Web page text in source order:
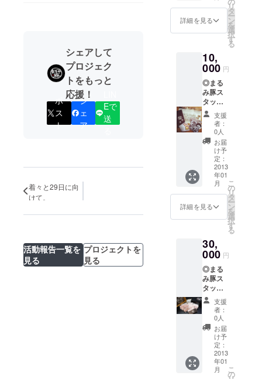
シェアして
プロジェク
トをもっと
応援！
ポ
ス
ト
シ
ェ
ア
Eで
送
着々と29日に向
けて。
活動報告一覧を
見る
プロジェクトを
見る
カー ◎
まるみ
豚リー
フレッ
るみ豚
缶バッ
ヂ２種
類 ◎ま
るみ豚
ワッペ
ン2種
（種類
は選べ
ませ
ん）
or
まるみ
豚ハン
バー
ガー引
換券３
詳細を見る
リ
タ
ー
ン
を
選
択
す
る
10,
000 円
◎まる
み豚ス
タッフ
より、
当日の
画像つ
きのサ
ンクス
メール
◎まる
み豚ス
テッ
カー ◎
まるみ
豚リー
フレッ
るみ豚
缶バッ
ヂ２種
類 ◎ま
るみ豚
ハン
バー
ガー引
換券５
枚
or
まるみ
豚ワッ
ペン全
種類
支援
者：
0人
お届
け予
定：
2013
年01
月
詳細を見る
こ
の
リ
タ
ー
ン
を
選
択
す
る
30,
000 円
◎まる
み豚ス
タッフ
より、
当日の
画像つ
きのサ
ンクス
メール
◎まる
み豚ス
テッ
支援
者：
0人
お届
け予
定：
2013
年01
月
こ
の